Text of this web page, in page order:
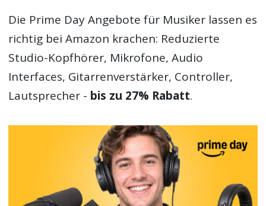
Die Prime Day Angebote für Musiker lassen es
richtig bei Amazon krachen: Reduzierte
Studio-Kopfhörer, Mikrofone, Audio
Interfaces, Gitarrenverstärker, Controller,
Lautsprecher - bis zu 27% Rabatt.